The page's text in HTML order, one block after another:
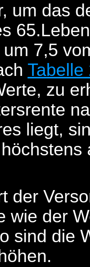
um das
7,5
Tabelle
zu
liegt,
der
wie der
sind die